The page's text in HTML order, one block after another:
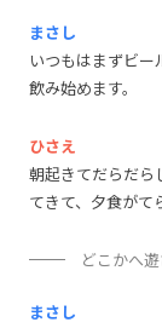
まさし
いつもはまずビ
飲み始めます。
ひさえ
朝起きてだらだら
てきて、夕食がて
どこかへ
まさし